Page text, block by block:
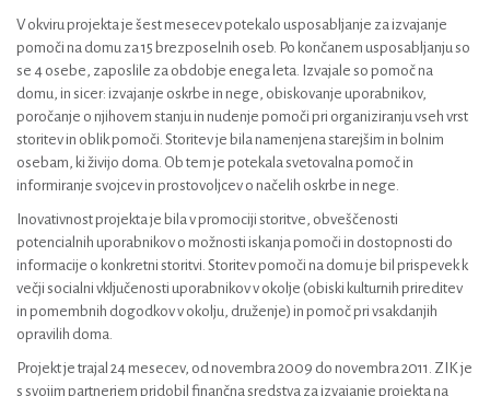
V okviru projekta je šest mesecev potekalo usposabljanje za izvajanje
pomoči na domu za 15 brezposelnih oseb. Po končanem usposabljanju so
se 4 osebe, zaposlile za obdobje enega leta. Izvajale so pomoč na
domu, in sicer: izvajanje oskrbe in nege, obiskovanje uporabnikov,
poročanje o njihovem stanju in nudenje pomoči pri organiziranju vseh vrst
storitev in oblik pomoči. Storitev je bila namenjena starejšim in bolnim
osebam, ki živijo doma. Ob tem je potekala svetovalna pomoč in
informiranje svojcev in prostovoljcev o načelih oskrbe in nege.
Inovativnost projekta je bila v promociji storitve, obveščenosti
potencialnih uporabnikov o možnosti iskanja pomoči in dostopnosti do
informacije o konkretni storitvi. Storitev pomoči na domu je bil prispevek k
večji socialni vključenosti uporabnikov v okolje (obiski kulturnih prireditev
in pomembnih dogodkov v okolju, druženje) in pomoč pri vsakdanjih
opravilih doma.
Projekt je trajal 24 mesecev, od novembra 2009 do novembra 2011. ZIK je
s svojim partnerjem pridobil finančna sredstva za izvajanje projekta na